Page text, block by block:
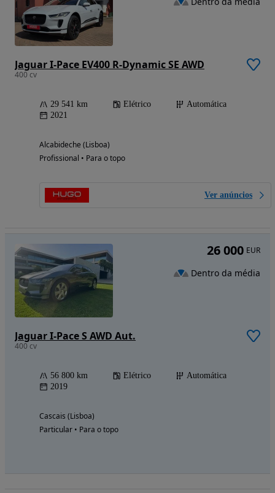
Jaguar I-Pace EV400 R-Dynamic SE AWD
400 cv
29 541 km Elétrico
Automática
2021
Alcabideche (Lisboa)
Profissional • Para o topo
Ver anúncios
Jaguar I-Pace S AWD Aut.
400 cv
56 800 km Elétrico
Automática
2019
Cascais (Lisboa)
Particular • Para o topo
26 000 EUR
Dentro da média